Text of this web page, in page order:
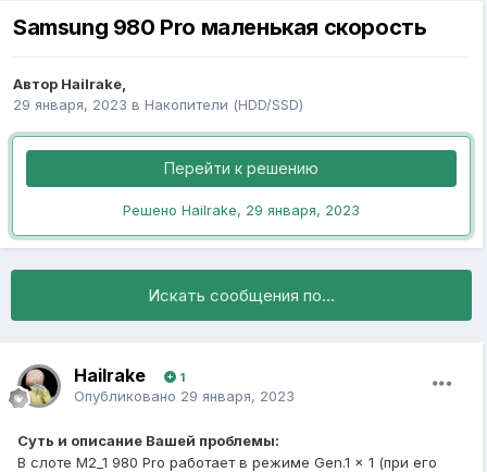
Samsung 980 Pro маленькая скорость
Автор Hailrake,
29 января, 2023 в Накопители (HDD/SSD)
Перейти к решению
Решено Hailrake, 29 января, 2023
Искать сообщения по...
Hailrake 1
Опубликовано 29 января, 2023
Суть и описание Вашей проблемы:
В слоте M2_1 980 Pro работает в режиме Gen.1 x 1 (при его